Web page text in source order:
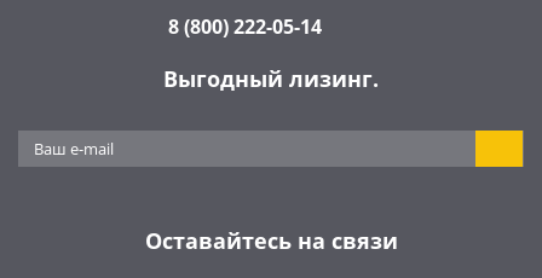
8 (800) 222-05-14
Выгодный лизинг.
Оставайтесь на связи